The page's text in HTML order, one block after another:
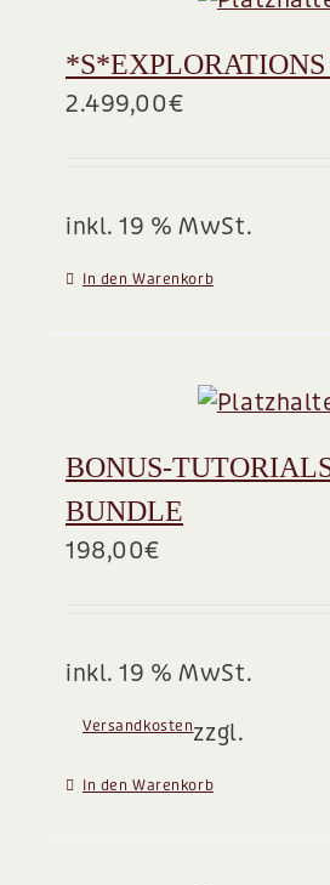
2.499,00€
inkl. 19 % MwSt.
In den Warenkorb
BONUS-
BUNDLE
198,00€
inkl. 19 % MwSt.
zzgl.
Versandkosten
In den Warenkorb